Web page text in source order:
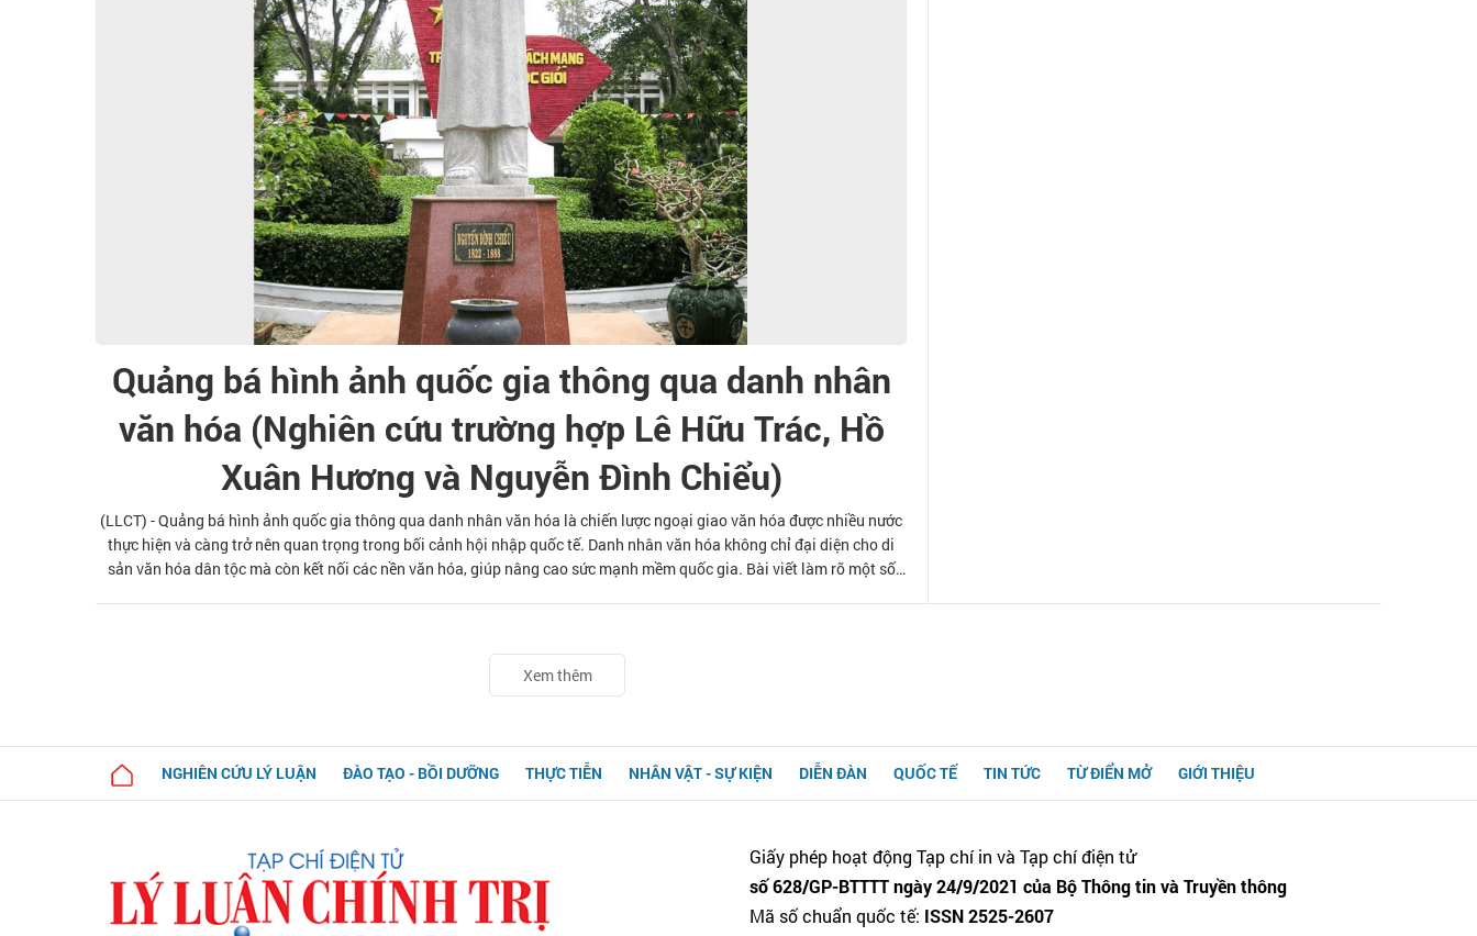
Quảng bá hình ảnh quốc gia thông qua danh nhân
văn hóa (Nghiên cứu trường hợp Lê Hữu Trác, Hồ
Xuân Hương và Nguyễn Đình Chiểu)
(LLCT) - Quảng bá hình ảnh quốc gia thông qua danh nhân văn hóa là chiến lược ngoại giao văn hóa được nhiều nước
thực hiện và càng trở nên quan trọng trong bối cảnh hội nhập quốc tế. Danh nhân văn hóa không chỉ đại diện cho di
sản văn hóa dân tộc mà còn kết nối các nền văn hóa, giúp nâng cao sức mạnh mềm quốc gia. Bài viết làm rõ một số
Xem thêm
NGHIÊN CỨU LÝ LUẬN ĐÀO TẠO - BỒI DƯỠNG THỰC TIỄN NHÂN VẬT - SỰ KIỆN DIỄN ĐÀN QUỐC TẾ TIN TỨC TỪ ĐIỂN MỞ GIỚI THIỆU
Giấy phép hoạt động Tạp chí in và Tạp chí điện tử
số 628/GP-BTTTT ngày 24/9/2021 của Bộ Thông tin và Truyền thông
Mã số chuẩn quốc tế: ISSN 2525-2607